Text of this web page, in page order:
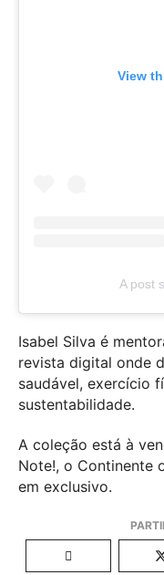
View
A post
Isabel Silva é
revista digital onde
saudável, exercício
sustentabilidade.
A coleção está à
Note!, o Continente
em exclusivo.